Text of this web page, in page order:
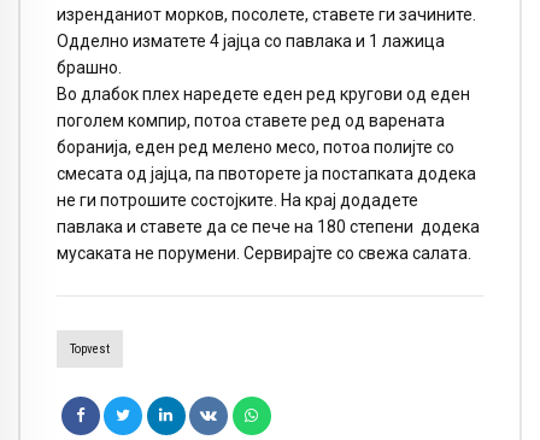
изренданиот морков, посолете, ставете ги зачините.
Одделно изматете 4 јајца со павлака и 1 лажица
брашно.
Во длабок плех наредете еден ред кругови од еден
поголем компир, потоа ставете ред од варената
боранија, еден ред мелено месо, потоа полијте со
смесата од јајца, па пвоторете ја постапката додека
не ги потрошите состојките. На крај додадете
павлака и ставете да се пече на 180 степени додека
мусаката не порумени. Сервирајте со свежа салата.
Topvest